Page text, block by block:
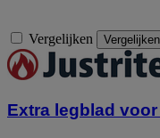
Vergelijken Vergelijken
Extra legblad